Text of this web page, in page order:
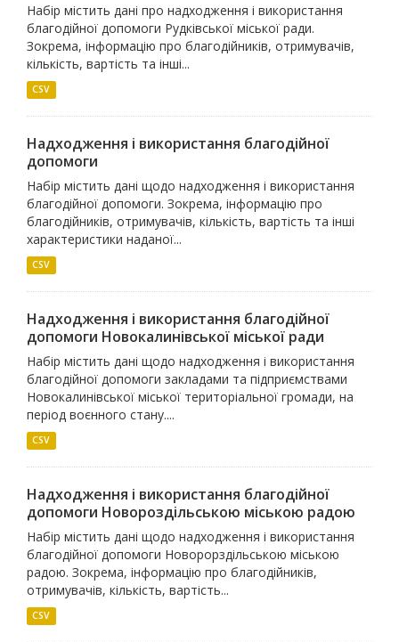
Набір містить дані про надходження і використання
благодійної допомоги Рудківської міської ради.
Зокрема, інформацію про благодійників, отримувачів,
кількість, вартість та інші...
CSV
Надходження і використання благодійної
допомоги
Набір містить дані щодо надходження і використання
благодійної допомоги. Зокрема, інформацію про
благодійників, отримувачів, кількість, вартість та інші
характеристики наданої...
CSV
Надходження і використання благодійної
допомоги Новокалинівської міської ради
Набір містить дані щодо надходження і використання
благодійної допомоги закладами та підприємствами
Новокалинівської міської територіальної громади, на
період воєнного стану....
CSV
Надходження і використання благодійної
допомоги Новороздільською міською радою
Набір містить дані щодо надходження і використання
благодійної допомоги Новорорздільською міською
радою. Зокрема, інформацію про благодійників,
отримувачів, кількість, вартість...
CSV